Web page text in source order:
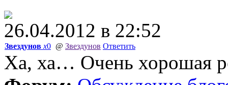
26.04.2012 в 22:52
Звездунов x0 @ Звездунов Ответить
Ха, ха… Очень хорошая